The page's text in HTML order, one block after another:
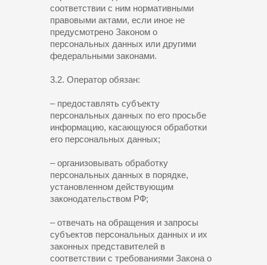
соответствии с ним нормативными
правовыми актами, если иное не
предусмотрено Законом о
персональных данных или другими
федеральными законами.
3.2. Оператор обязан:
– предоставлять субъекту
персональных данных по его просьбе
информацию, касающуюся обработки
его персональных данных;
– организовывать обработку
персональных данных в порядке,
установленном действующим
законодательством РФ;
– отвечать на обращения и запросы
субъектов персональных данных и их
законных представителей в
соответствии с требованиями Закона о